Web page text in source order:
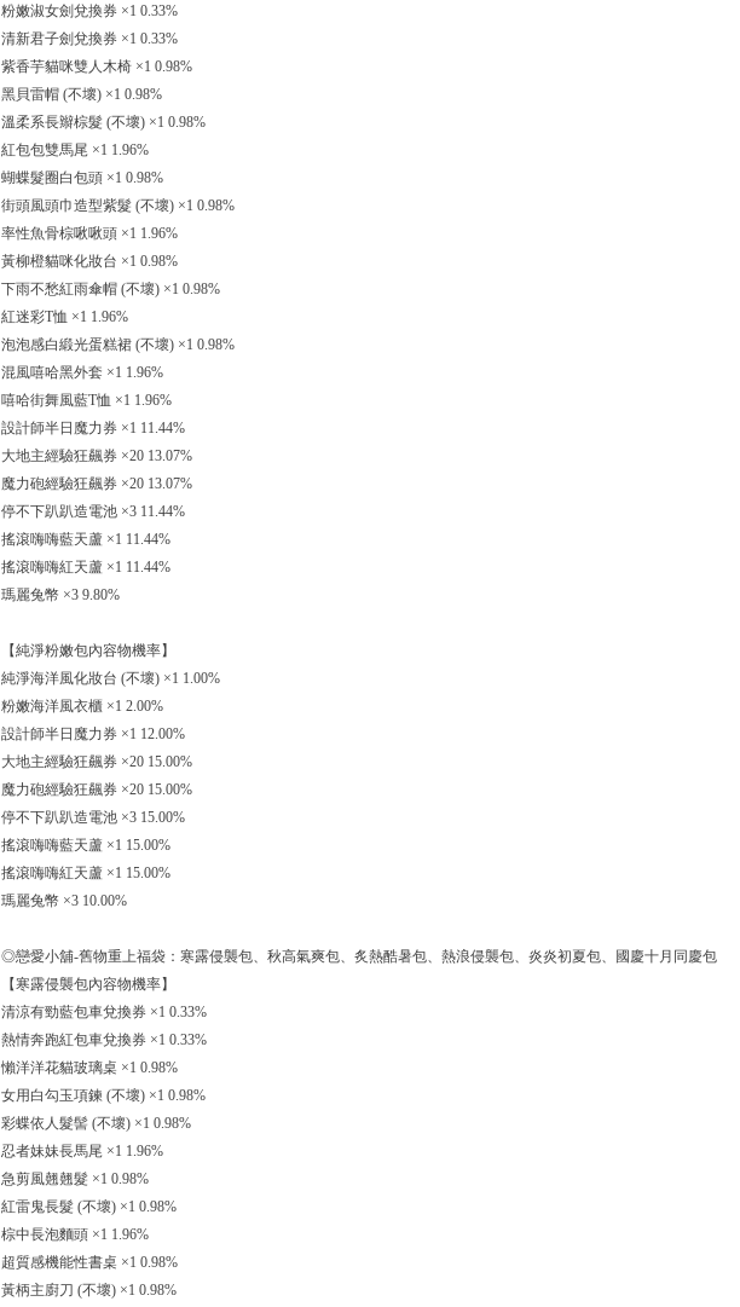
粉嫩淑女劍兌換券 ×1 0.33%
清新君子劍兌換券 ×1 0.33%
紫香芋貓咪雙人木椅 ×1 0.98%
黑貝雷帽 (不壞) ×1 0.98%
溫柔系長辮棕髮 (不壞) ×1 0.98%
紅包包雙馬尾 ×1 1.96%
蝴蝶髮圈白包頭 ×1 0.98%
街頭風頭巾造型紫髮 (不壞) ×1 0.98%
率性魚骨棕啾啾頭 ×1 1.96%
黃柳橙貓咪化妝台 ×1 0.98%
下雨不愁紅雨傘帽 (不壞) ×1 0.98%
紅迷彩T恤 ×1 1.96%
泡泡感白緞光蛋糕裙 (不壞) ×1 0.98%
混風嘻哈黑外套 ×1 1.96%
嘻哈街舞風藍T恤 ×1 1.96%
設計師半日魔力券 ×1 11.44%
大地主經驗狂飆券 ×20 13.07%
魔力砲經驗狂飆券 ×20 13.07%
停不下趴趴造電池 ×3 11.44%
搖滾嗨嗨藍天蘆 ×1 11.44%
搖滾嗨嗨紅天蘆 ×1 11.44%
瑪麗兔幣 ×3 9.80%
【純淨粉嫩包內容物機率】
純淨海洋風化妝台 (不壞) ×1 1.00%
粉嫩海洋風衣櫃 ×1 2.00%
設計師半日魔力券 ×1 12.00%
大地主經驗狂飆券 ×20 15.00%
魔力砲經驗狂飆券 ×20 15.00%
停不下趴趴造電池 ×3 15.00%
搖滾嗨嗨藍天蘆 ×1 15.00%
搖滾嗨嗨紅天蘆 ×1 15.00%
瑪麗兔幣 ×3 10.00%
◎戀愛小舖-舊物重上福袋：寒露侵襲包、秋高氣爽包、炙熱酷暑包、熱浪侵襲包、炎炎初夏包、國慶十月同慶包
【寒露侵襲包內容物機率】
清涼有勁藍包車兌換券 ×1 0.33%
熱情奔跑紅包車兌換券 ×1 0.33%
懶洋洋花貓玻璃桌 ×1 0.98%
女用白勾玉項鍊 (不壞) ×1 0.98%
彩蝶依人髮髻 (不壞) ×1 0.98%
忍者妹妹長馬尾 ×1 1.96%
急剪風翹翹髮 ×1 0.98%
紅雷鬼長髮 (不壞) ×1 0.98%
棕中長泡麵頭 ×1 1.96%
超質感機能性書桌 ×1 0.98%
黃柄主廚刀 (不壞) ×1 0.98%